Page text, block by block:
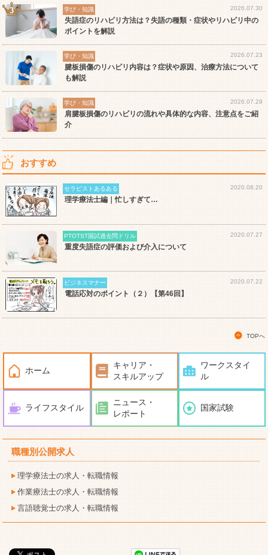
学び・知識 2026.07.30
失語症のリハビリ方法は？失語の種類・症状やリハビリ中の
ポイントを解説
学び・知識 2026.07.23
腱板損傷のリハビリ内容は？症状や原因、治療方法について
も解説
学び・知識 2026.07.29
肩腱板損傷のリハビリの流れや具体的な内容、注意点をご紹
介
おすすめ
セラピストあるある 2020.08.20
理学療法士編｜忙しすぎて…
PTOTST国試過去問ドリル 2020.07.27
重度失語症の評価および介入について
ビジネスマナー 2020.07.22
電話応対のポイント（２）【第46回】
TOPへ
ホーム
キャリア・
スキルアップ
ワークスタイ
ル
ライフスタイル
ニュース・
レポート
国家試験
職種別公開求人
理学療法士の求人・転職情報
作業療法士の求人・転職情報
言語聴覚士の求人・転職情報